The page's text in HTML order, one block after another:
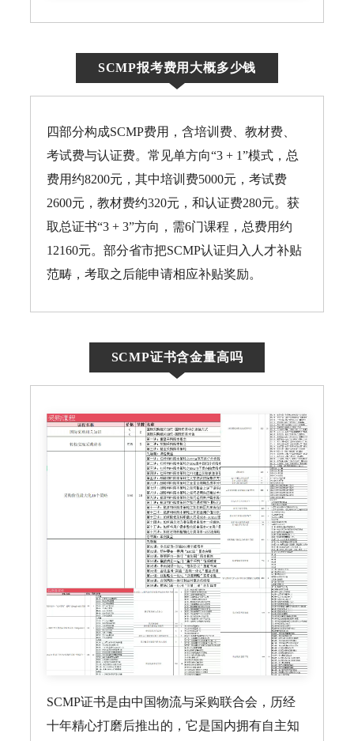
SCMP报考费用大概多少钱
四部分构成SCMP费用，含培训费、教材费、
考试费与认证费。常见单方向“3 + 1”模式，总
费用约8200元，其中培训费5000元，考试费
2600元，教材费约320元，和认证费280元。获
取总证书“3 + 3”方向，需6门课程，总费用约
12160元。部分省市把SCMP认证归入人才补贴
范畴，考取之后能申请相应补贴奖励。
SCMP证书含金量高吗
SCMP证书是由中国物流与采购联合会，历经
十年精心打磨后推出的，它是国内拥有自主知